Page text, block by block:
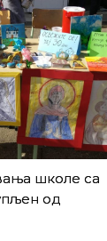
школе са
од